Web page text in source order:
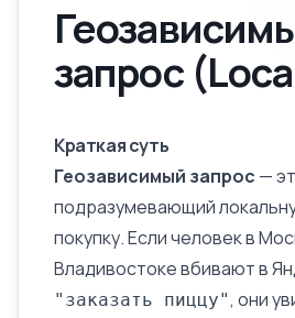
запрос
Краткая суть
Геозависимый запрос —
подразумевающий
покупку. Если человек в
Владивостоке вбивают в
"заказать пиццу", они